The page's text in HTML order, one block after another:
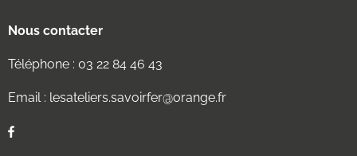
Nous contacter
Téléphone : 03 22 84 46 43
Email : lesateliers.savoirfer@orange.fr